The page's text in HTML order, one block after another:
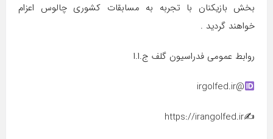
بخش بازیکنان با تجربه به مسابقات کشوری چالوس اعزام
خواهند گردید .
روابط عمومی فدراسیون گلف ج.ا.ا
@irgolfed.ir
✍️https://irangolfed.ir